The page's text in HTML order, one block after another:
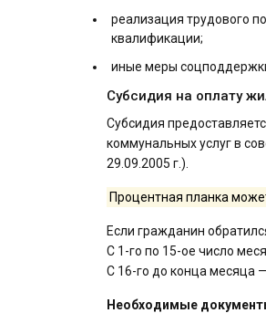
реализация трудового
квалификации;
иные меры
Субсидия на оплату
Субсидия
коммунальных услуг в
29.09.2005 г.).
Процентная планка
Если гражданин
С 1-го по 15-ое число
С 16-го до конца месяца
Необходимые